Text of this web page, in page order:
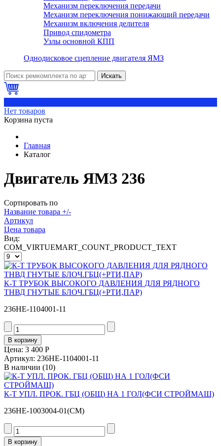
Механизм переключения передачи
Механизм переключения понижающий передачи
Механизм включения делителя
Привод спидометра
Узлы основной КПП
Однодисковое сцепление двигателя ЯМЗ
Искать
Нет товаров
Корзина пуста
Главная
Каталог
Двигатель ЯМЗ 236
Сортировать по
Название товара +/-
Артикул
Цена товара
Вид:
COM_VIRTUEMART_COUNT_PRODUCT_TEXT
К-Т ТРУБОК ВЫСОКОГО ДАВЛЕНИЯ ДЛЯ РЯДНОГО
ТНВД ГНУТЫЕ БЛОЧ.ГБЦ(+РТИ,ПАР)
236НЕ-1104001-11
Цена: 3 400 Р
Артикул: 236НЕ-1104001-11
В наличии (10)
К-Т УПЛ. ПРОК. ГБЦ (ОБЩ) НА 1 ГОЛ(ФСИ СТРОЙМАШ)
236НЕ-1003004-01(СМ)